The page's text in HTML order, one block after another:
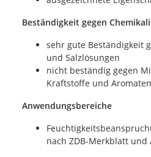
Beständigkeit gegen
sehr gute Beständigkeit
und Salzlösungen
nicht beständig gegen
Kraftstoffe und
Anwendungsbereiche
nach ZDB-Merkblatt und